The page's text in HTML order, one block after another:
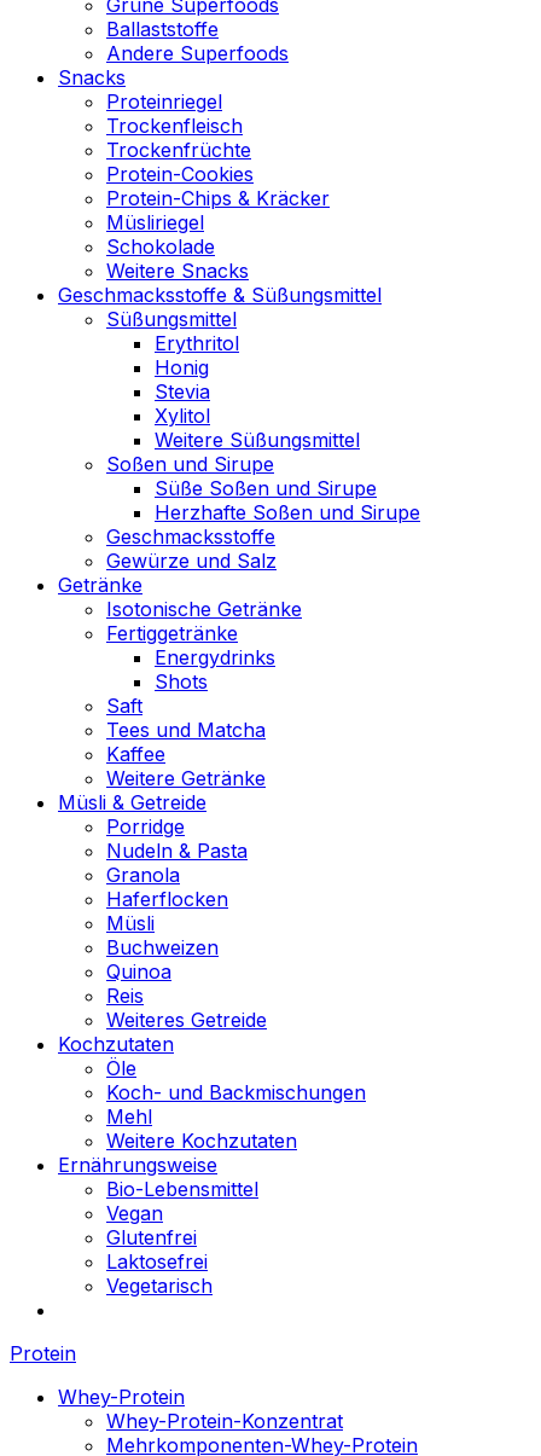
Ballaststoffe
Andere Superfoods
Snacks
Proteinriegel
Trockenfleisch
Trockenfrüchte
Protein-Cookies
Protein-Chips & Kräcker
Müsliriegel
Schokolade
Weitere Snacks
Geschmacksstoffe & Süßungsmittel
Süßungsmittel
Erythritol
Honig
Stevia
Xylitol
Weitere Süßungsmittel
Soßen und Sirupe
Süße Soßen und Sirupe
Herzhafte Soßen und Sirupe
Geschmacksstoffe
Gewürze und Salz
Getränke
Isotonische Getränke
Fertiggetränke
Energydrinks
Shots
Saft
Tees und Matcha
Kaffee
Weitere Getränke
Müsli & Getreide
Porridge
Nudeln & Pasta
Granola
Haferflocken
Müsli
Buchweizen
Quinoa
Reis
Weiteres Getreide
Kochzutaten
Öle
Koch- und Backmischungen
Mehl
Weitere Kochzutaten
Ernährungsweise
Bio-Lebensmittel
Vegan
Glutenfrei
Laktosefrei
Vegetarisch
Protein
Whey-Protein
Whey-Protein-Konzentrat
Mehrkomponenten-Whey-Protein